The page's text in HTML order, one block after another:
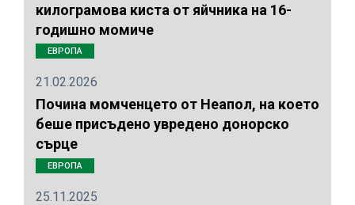
килограмова киста от яйчника на 16-
годишно момиче
ЕВРОПА
21.02.2026
Почина момченцето от Неапол, на което
беше присъдено увредено донорско
сърце
ЕВРОПА
25.11.2025